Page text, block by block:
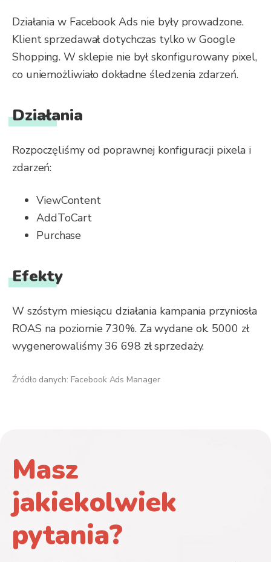
Działania w Facebook Ads nie były prowadzone.
Klient sprzedawał dotychczas tylko w Google
Shopping. W sklepie nie był skonfigurowany pixel,
co uniemożliwiało dokładne śledzenia zdarzeń.
Działania
Rozpoczęliśmy od poprawnej konfiguracji pixela i
zdarzeń:
ViewContent
AddToCart
Purchase
Efekty
W szóstym miesiącu działania kampania przyniosła
ROAS na poziomie 730%. Za wydane ok. 5000 zł
wygenerowaliśmy 36 698 zł sprzedaży.
Źródło danych: Facebook Ads Manager
Masz
jakiekolwiek
pytania?